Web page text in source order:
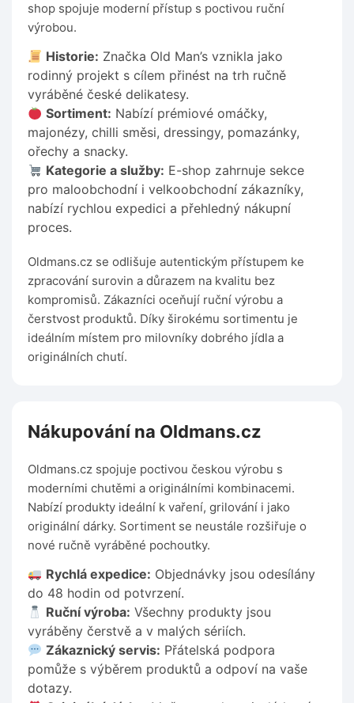
shop spojuje moderní přístup s poctivou ruční
výrobou.
Historie: Značka Old Man’s vznikla jako
rodinný projekt s cílem přinést na trh ručně
vyráběné české delikatesy.
Sortiment: Nabízí prémiové omáčky,
majonézy, chilli směsi, dressingy, pomazánky,
ořechy a snacky.
Kategorie a služby: E-shop zahrnuje sekce
pro maloobchodní i velkoobchodní zákazníky,
nabízí rychlou expedici a přehledný nákupní
proces.
Oldmans.cz se odlišuje autentickým přístupem ke
zpracování surovin a důrazem na kvalitu bez
kompromisů. Zákazníci oceňují ruční výrobu a
čerstvost produktů. Díky širokému sortimentu je
ideálním místem pro milovníky dobrého jídla a
originálních chutí.
Nákupování na Oldmans.cz
Oldmans.cz spojuje poctivou českou výrobu s
moderními chutěmi a originálními kombinacemi.
Nabízí produkty ideální k vaření, grilování i jako
originální dárky. Sortiment se neustále rozšiřuje o
nové ručně vyráběné pochoutky.
Rychlá expedice: Objednávky jsou odesílány
do 48 hodin od potvrzení.
Ruční výroba: Všechny produkty jsou
vyráběny čerstvě a v malých sériích.
Zákaznický servis: Přátelská podpora
pomůže s výběrem produktů a odpoví na vaše
dotazy.